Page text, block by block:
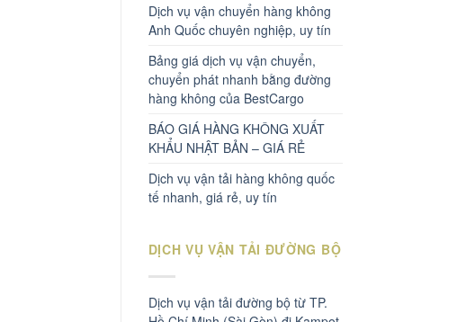
Dịch vụ vận chuyển hàng không
Anh Quốc chuyên nghiệp, uy tín
Bảng giá dịch vụ vận chuyển,
chuyển phát nhanh bằng đường
hàng không của BestCargo
BÁO GIÁ HÀNG KHÔNG XUẤT
KHẨU NHẬT BẢN – GIÁ RẺ
Dịch vụ vận tải hàng không quốc
tế nhanh, giá rẻ, uy tín
DỊCH VỤ VẬN TẢI ĐƯỜNG BỘ
Dịch vụ vận tải đường bộ từ TP.